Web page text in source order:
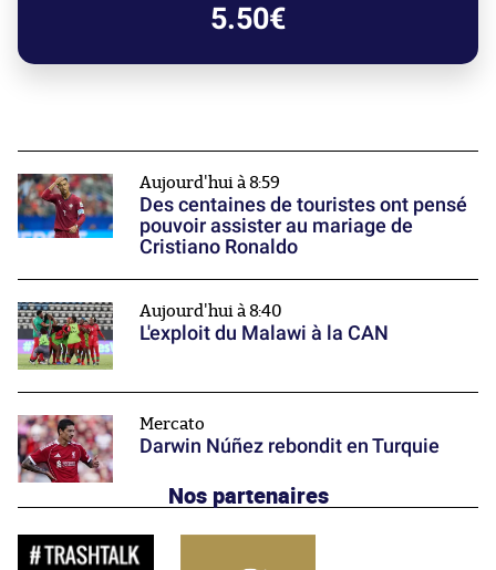
5.50€
Aujourd'hui à 8:59
Des centaines de touristes ont pensé
pouvoir assister au mariage de
Cristiano Ronaldo
Aujourd'hui à 8:40
L'exploit du Malawi à la CAN
Mercato
Darwin Núñez rebondit en Turquie
Nos partenaires